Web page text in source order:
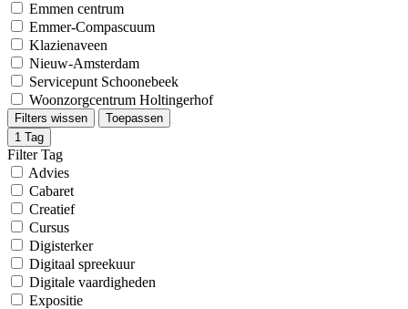
Emmen centrum
Emmer-Compascuum
Klazienaveen
Nieuw-Amsterdam
Servicepunt Schoonebeek
Woonzorgcentrum Holtingerhof
Filters wissen
Toepassen
1 Tag
Filter Tag
Advies
Cabaret
Creatief
Cursus
Digisterker
Digitaal spreekuur
Digitale vaardigheden
Expositie